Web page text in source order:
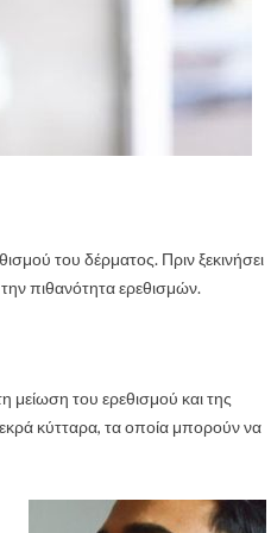
του δέρματος. Πριν ξεκινήσει
πιθανότητα ερεθισμών.
μείωση του ερεθισμού και της
κύτταρα, τα οποία μπορούν να